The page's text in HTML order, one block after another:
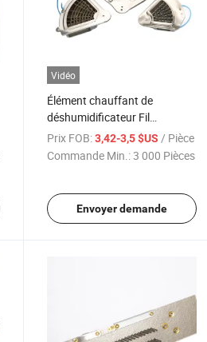
Vidéo
Élément chauffant de
déshumidificateur Fil
chauffant pour
déshumidificateur
Prix FOB: 3,42-3,5 $US / Pièce
Commande Min.:3 000 Pièces
Envoyer demande